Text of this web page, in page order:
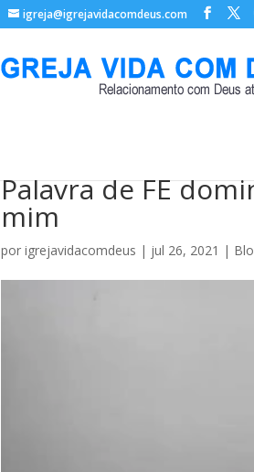
igreja@igrejavidacomdeus.com
Palavra de FÉ
mim
porigrejavidacomdeus | jul 26, 2021 |